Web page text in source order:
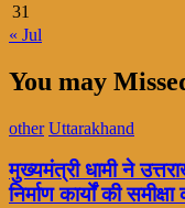
31
« Jul
You may
other Uttarakhand
मुख्यमंत्री धामी ने
निर्माण कार्यों की समीक्षा